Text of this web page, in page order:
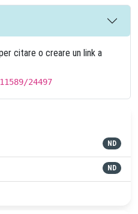
citare o creare un link a
24497
ND
ND